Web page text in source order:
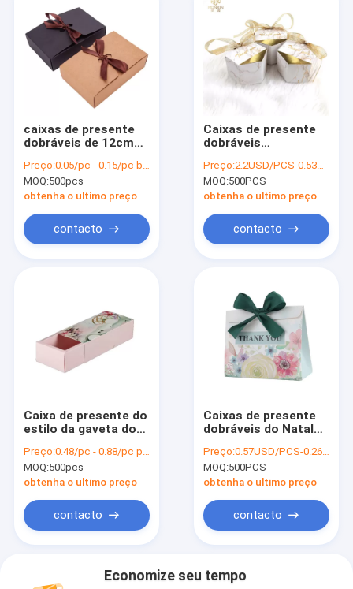
caixas de presente
dobráveis de 12cm
Preço:0.05/pc - 0.15/pc based on different qty and printing
MOQ:500pcs
obtenha o ultimo preço
contacto
Caixas de presente
dobráveis
com a fita para
doces doces
Preço:2.2USD/PCS-0.53USD/PCS
MOQ:500PCS
obtenha o ultimo preço
contacto
Caixa de presente do
estilo da gaveta do
caixa do chocolate
que empacota a boa
vinda cor-de-rosa do
Preço:0.48/pc - 0.88/pc pieces
MOQ:500pcs
obtenha o ultimo preço
contacto
Caixas de presente
dobráveis do Natal
fechamento da fita
Preço:0.57USD/PCS-0.26USD/PCS
MOQ:500PCS
obtenha o ultimo preço
contacto
Economize seu tempo